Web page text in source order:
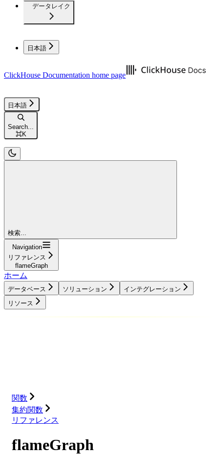
データレイク
日本語
ClickHouse Documentation home page
日本語
Search...
⌘K
検索...
Navigation
リファレンス
flameGraph
ホーム
データベース ソリューション
インテグレーション
リソース
関数
集約関数
リファレンス
flameGraph